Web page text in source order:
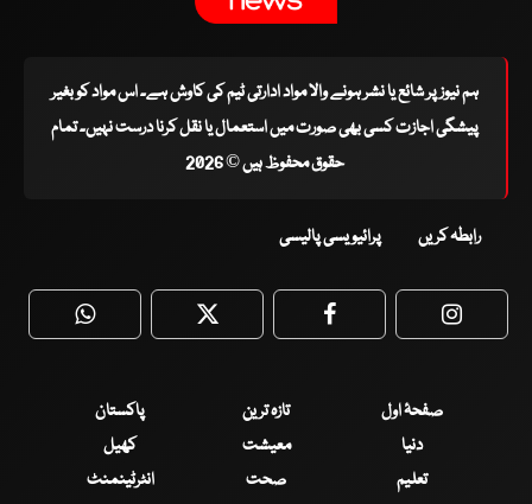
ہم نیوز پر شائع یا نشر ہونے والا مواد ادارتی ٹیم کی کاوش ہے۔ اس مواد کو بغیر
پیشگی اجازت کسی بھی صورت میں استعمال یا نقل کرنا درست نہیں۔ تمام
حقوق محفوظ ہیں © 2026
رابطہ کریں پرائیویسی پالیسی
WhatsApp Twitter Facebook
صفحۂ اول تازہ ترین
پاکستان
دنیا
معیشت
کھیل
تعلیم
صحت
انٹرٹینمنٹ